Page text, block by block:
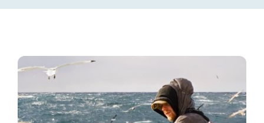
Kontakt